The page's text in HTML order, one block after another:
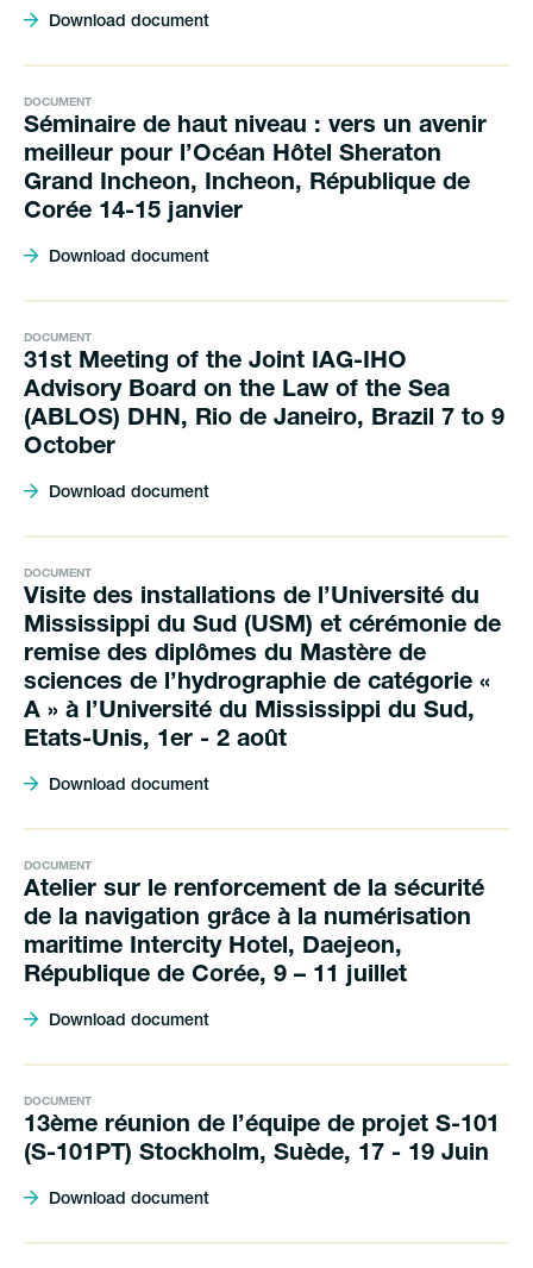
Download document
DOCUMENT
Séminaire de haut niveau : vers un avenir
meilleur pour l’Océan Hôtel Sheraton
Grand Incheon, Incheon, République de
Corée 14-15 janvier
Download document
DOCUMENT
31st Meeting of the Joint IAG-IHO
Advisory Board on the Law of the Sea
(ABLOS) DHN, Rio de Janeiro, Brazil 7 to 9
October
Download document
DOCUMENT
Visite des installations de l’Université du
Mississippi du Sud (USM) et cérémonie de
remise des diplômes du Mastère de
sciences de l’hydrographie de catégorie «
A » à l’Université du Mississippi du Sud,
Etats-Unis, 1er - 2 août
Download document
DOCUMENT
Atelier sur le renforcement de la sécurité
de la navigation grâce à la numérisation
maritime Intercity Hotel, Daejeon,
République de Corée, 9 – 11 juillet
Download document
DOCUMENT
13ème réunion de l’équipe de projet S-101
(S-101PT) Stockholm, Suède, 17 - 19 Juin
Download document